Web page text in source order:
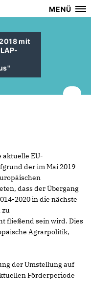
MENÜ
mit
aktuelle EU-
der im Mai 2019
dass der Übergang
2020 in die nächste
zu
fließend sein wird. Dies
Agrarpolitik,
der Umstellung auf
Förderperiode